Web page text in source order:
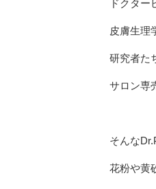
ドクター
皮膚生理
研究者た
サロン専
そんな
花粉や黄